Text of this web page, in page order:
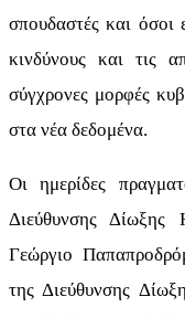
σπουδαστές και όσοι
κινδύνους και τις
σύγχρονες μορφές
στα νέα δεδομένα.
Οι ημερίδες
Διεύθυνσης Δίωξης
Γεώργιο
της Διεύθυνσης